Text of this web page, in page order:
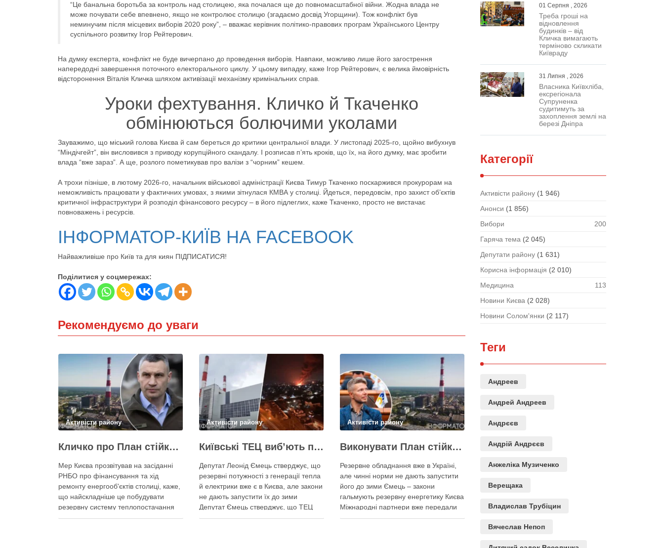
“Це банальна боротьба за контроль над столицею, яка почалася ще до повномасштабної війни. Жодна влада не
може почувати себе впевнено, якщо не контролює столицю (згадаємо досвід Угорщини). Тож конфлікт був
неминучим після місцевих виборів 2020 року”, – вважає керівник політико-правових програм Українського Центру
суспільного розвитку Ігор Рейтерович.
На думку експерта, конфлікт не буде вичерпано до проведення виборів. Навпаки, можливо лише його загострення
напередодні завершення поточного електорального циклу. У цьому випадку, каже Ігор Рейтерович, є велика ймовірність
відсторонення Віталія Кличка шляхом активізації механізму кримінальних справ.
Уроки фехтування. Кличко й Ткаченко
обмінюються болючими уколами
Зауважимо, що міський голова Києва й сам береться до критики центральної влади. У листопаді 2025-го, щойно вибухнув
“Міндічгейт”, він висловився з приводу корупційного скандалу. І розписав п’ять кроків, що їх, на його думку, має зробити
влада “вже зараз”. А ще, розлого пометикував про валізи з “чорним” кешем.
А трохи пізніше, в лютому 2026-го, начальник військової адміністрації Києва Тимур Ткаченко поскаржився прокурорам на
неможливість працювати у фактичних умовах, з якими зітнулася КМВА у столиці. Йдеться, передовсім, про захист об’єктів
критичної інфраструктури й розподіл фінансового ресурсу – в його підлеглих, каже Ткаченко, просто не вистачає
повноважень і ресурсів.
ІНФОРМАТОР-КИЇВ НА FACEBOOK
Найважливіше про Київ та для киян ПІДПИСАТИСЯ!
Поділитися у соцмережах:
Рекомендуємо до уваги
Активісти району
Кличко про План стійкості – ТЕЦ відновили вже на 65%, будується захист ІІ рівня
Мер Києва прозвітував на засіданні
РНБО про фінансування та хід
ремонту енергооб'єктів столиці, каже,
що найскладніше це побудувати
резервну систему теплопостачання
Кличко розповів про виконання Плану
Активісти району
Київські ТЕЦ виб’ють першим же обстрілом, План стійкості не спрацює – депутат Київради Ємець
Депутат Леонід Ємець стверджує, що
резервні потужності з генерації тепла
й електрики вже є в Києва, але закони
не дають запустити їх до зими
Депутат Ємець стверджує, що ТЕЦ
можуть бути знищені першим же
Активісти району
Виконувати План стійкості заважають законодавчі обмеження – депутат Київради
Резервне обладнання вже в Україні,
але чинні норми не дають запустити
його до зими Ємець – закони
гальмують резервну енергетику Києва
Міжнародні партнери вже передали
Україні обладнання для резервного
01 Серпня , 2026
Треба гроші на
відновлення
будинків – від
Кличка вимагають
терміново скликати
Київраду
31 Липня , 2026
Власника Київхліба,
ексрегіонала
Супруненка
судитимуть за
захоплення землі на
березі Дніпра
Категорії
Активісти району (1 946)
Анонси (1 856)
Вибори
200
Гаряча тема (2 045)
Депутати району (1 631)
Корисна інформація (2 010)
Медицина
113
Новини Києва (2 028)
Новини Солом'янки (2 117)
Теги
Андреев
Андрей Андреев
Андрєєв
Андрій Андрєєв
Анжеліка Музиченко
Верещака
Владислав Трубіцин
Вячеслав Непоп